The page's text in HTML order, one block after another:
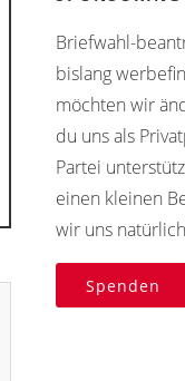
Briefwahl-
bislang
möchten wir
du uns als
Partei
einen kleinen
wir uns
Spenden